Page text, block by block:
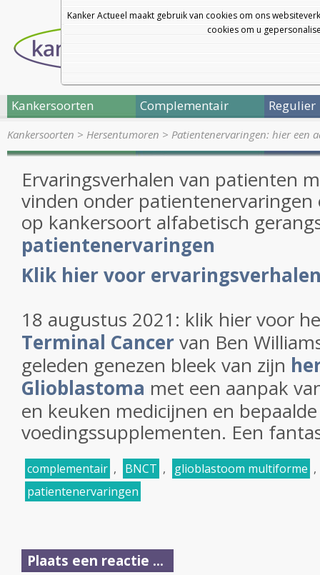
Kanker Actueel maakt gebruik van cookies om ons
cookies om u
Kankersoorten Complementair Regulier
Kankersoorten > Hersentumoren > Patientenervaringen: hier een
Ervaringsverhalen van patienten
vinden onder
op kankersoort alfabetisch
patientenervaringen
Klik hier voor
18 augustus 2021: klik hier voor
Terminal Cancervan Ben
geleden genezen bleek van zijn
Glioblastoma met een aanpak
en keuken medicijnen en bepaalde
voedingssupplementen. Een
complementair , BNCT , glioblastoom multiforme ,
patientenervaringen
Plaats een reactie ...